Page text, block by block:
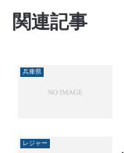
関連記事
兵庫県
レジャー